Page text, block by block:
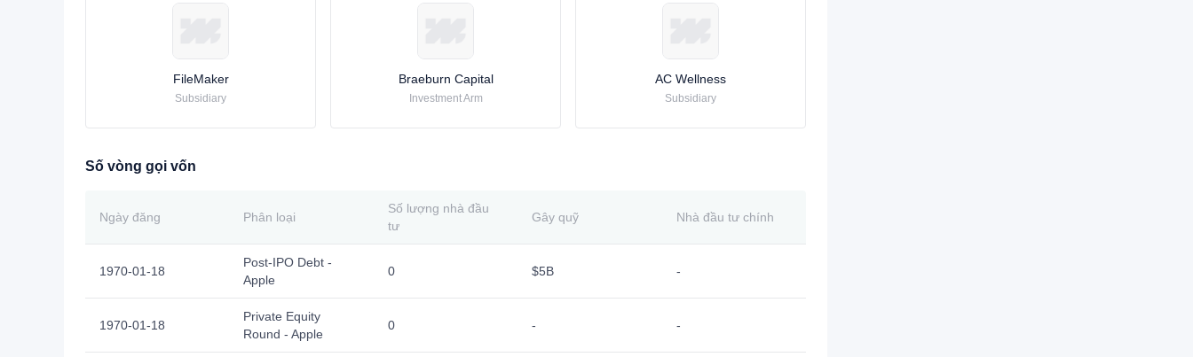
FileMaker
Subsidiary
Braeburn Capital
Investment Arm
AC Wellness
Subsidiary
Số vòng gọi vốn
Ngày đăng Phân loại
Số lượng nhà đầu
tư
Gây quỹ Nhà đầu tư chính
1970-01-18
Post-IPO Debt -
Apple
0 $5B -
1970-01-18
Private Equity
Round - Apple
0 - -